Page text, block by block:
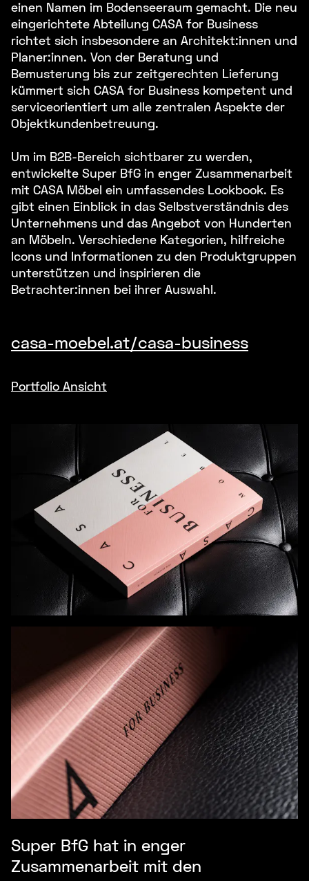
einen Namen im Bodenseeraum gemacht. Die neu
eingerichtete Abteilung CASA for Business
richtet sich insbesondere an Architekt:innen und
Planer:innen. Von der Beratung und
Bemusterung bis zur zeitgerechten Lieferung
kümmert sich CASA for Business kompetent und
serviceorientiert um alle zentralen Aspekte der
Objektkundenbetreuung.
Um im B2B-Bereich sichtbarer zu werden,
entwickelte Super BfG in enger Zusammenarbeit
mit CASA Möbel ein umfassendes Lookbook. Es
gibt einen Einblick in das Selbstverständnis des
Unternehmens und das Angebot von Hunderten
an Möbeln. Verschiedene Kategorien, hilfreiche
Icons und Informationen zu den Produktgruppen
unterstützen und inspirieren die
Betrachter:innen bei ihrer Auswahl.
casa-moebel.at/casa-business
Portfolio Ansicht
Super BfG hat in enger
Zusammenarbeit mit den